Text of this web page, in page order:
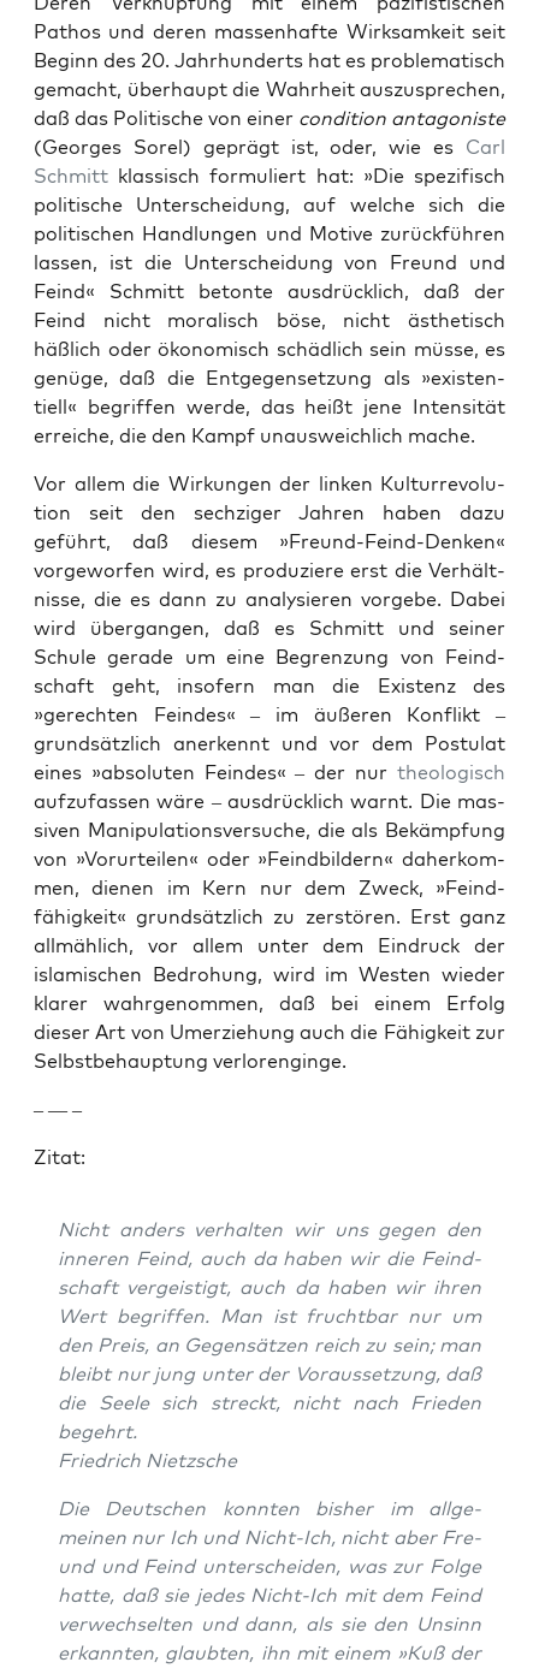
Pathos und deren massen­hafte Wirk­samkeit seit
Beginn des 20. Jahrhun­derts hat es prob­lema­tisch
gemacht, über­haupt die Wahrheit auszus­prechen,
daß das Poli­tis­che von ein­er con­di­tion antag­o­niste
(Georges Sorel) geprägt ist, oder, wie es Carl
Schmitt klas­sisch for­muliert hat: »Die spez­i­fisch
poli­tis­che Unter­schei­dung, auf welche sich die
poli­tis­chen Hand­lun­gen und Motive zurück­führen
lassen, ist die Unter­schei­dung von Fre­und und
Feind« Schmitt betonte aus­drück­lich, daß der
Feind nicht moralisch böse, nicht ästhetisch
häßlich oder ökonomisch schädlich sein müsse, es
genüge, daß die Ent­ge­genset­zung als »exis­ten­
tiell« begrif­f­en werde, das heißt jene Inten­sität
erre­iche, die den Kampf unauswe­ich­lich mache.
Vor allem die Wirkun­gen der linken Kul­tur­rev­o­lu­
tion seit den sechziger Jahren haben dazu
geführt, daß diesem »Fre­und-Feind-Denken«
vorge­wor­fen wird, es pro­duziere erst die Ver­hält­
nisse, die es dann zu analysieren vorgebe. Dabei
wird über­gan­gen, daß es Schmitt und sein­er
Schule ger­ade um eine Begren­zung von Feind­
schaft geht, insofern man die Exis­tenz des
»gerecht­en Fein­des« – im äußeren Kon­flikt –
grund­sät­zlich anerken­nt und vor dem Pos­tu­lat
eines »absoluten Fein­des« – der nur the­ol­o­gisch
aufz­u­fassen wäre – aus­drück­lich warnt. Die mas­
siv­en Manip­u­la­tionsver­suche, die als Bekämp­fung
von »Vorurteilen« oder »Feind­bildern« daherkom­
men, dienen im Kern nur dem Zweck, »Feind­
fähigkeit« grund­sät­zlich zu zer­stören. Erst ganz
allmäh­lich, vor allem unter dem Ein­druck der
islamis­chen Bedro­hung, wird im West­en wieder
klar­er wahrgenom­men, daß bei einem Erfolg
dieser Art von Umerziehung auch die Fähigkeit zur
Selb­st­be­haup­tung ver­lorengin­ge.
– — –
Zitat:
Nicht anders ver­hal­ten wir uns gegen den
inneren Feind, auch da haben wir die Feind­
schaft vergeistigt, auch da haben wir ihren
Wert begrif­f­en. Man ist frucht­bar nur um
den Preis, an Gegen­sätzen reich zu sein; man
bleibt nur jung unter der Voraus­set­zung, daß
die Seele sich streckt, nicht nach Frieden
begehrt.
Friedrich Niet­zsche
Die Deutschen kon­nten bish­er im all­ge­
meinen nur Ich und Nicht-Ich, nicht aber Fre­
und und Feind unter­schei­den, was zur Folge
hat­te, daß sie jedes Nicht-Ich mit dem Feind
ver­wech­sel­ten und dann, als sie den Unsinn
erkan­nten, glaubten, ihn mit einem »Kuß der